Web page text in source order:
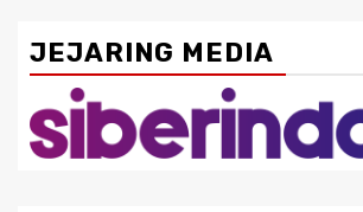
JEJARING MEDIA